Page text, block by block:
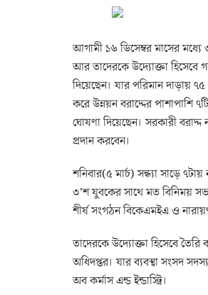
আগামী ১৬ ডিসেম্বর মাসের
আর তাদেরকে উদ্যোক্তা হিসেবে
দিয়েছেন। যার পরিমান দাড়ায়
করে উন্নয়ন বরাদ্দের পাশাপাশি
ঘোষণা দিয়েছেন। সরকারী
প্রদান করবেন।
শনিবার(৫ মার্চ) সন্ধ্যা সাড়ে
৩’শ যুবকের সাথে মত বিনিময়
শীর্ষ সংগঠন বিকেএমইএ ও
তাদেরকে উদ্যোক্তা হিসেবে
অধিদপ্তর। যার ব্যবস্থা সংসদ
অব কর্মাস এন্ড ইন্ডাস্ট্রি।